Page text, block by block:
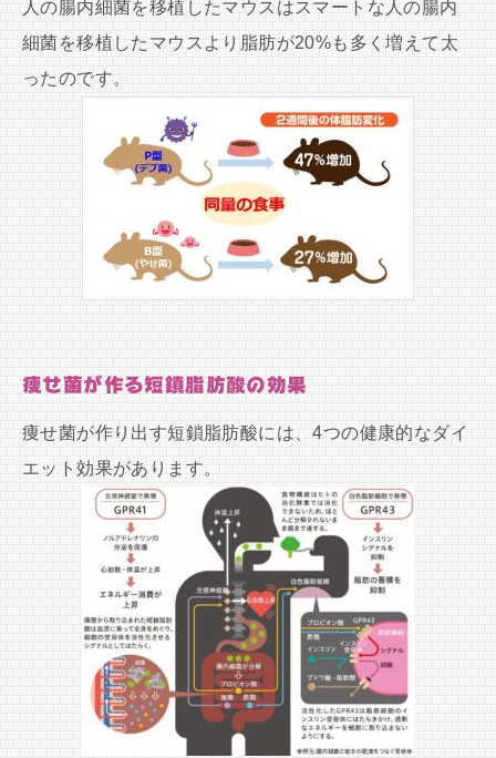
人の腸内細菌を移植したマウスはスマートな人の腸内
細菌を移植したマウスより脂肪が20%も多く増えて太
ったのです。
痩せ菌が作る短鎖脂肪酸の効果
痩せ菌が作り出す短鎖脂肪酸には、4つの健康的なダイ
エット効果があります。